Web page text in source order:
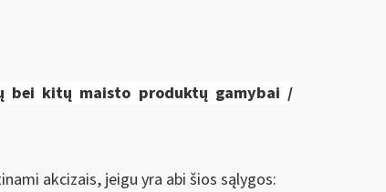
bei kitų maisto produktų gamybai /
akcizais, jeigu yra abi šios sąlygos: